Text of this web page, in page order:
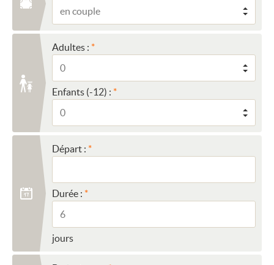
Adultes :
Enfants (-12) :
Départ :
Durée :
jours